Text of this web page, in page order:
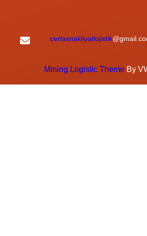
certasnakliyatlojistik
Mining Logistic Theme By